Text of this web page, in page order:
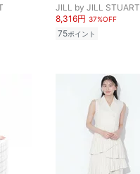
JILL by JILL STUART
8,316円 37%OFF
75ポイント